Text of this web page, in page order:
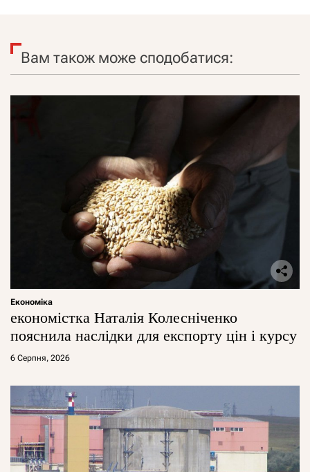
Вам також може сподобатися:
Економіка
економістка Наталія Колесніченко
пояснила наслідки для експорту цін і курсу
6 Серпня, 2026